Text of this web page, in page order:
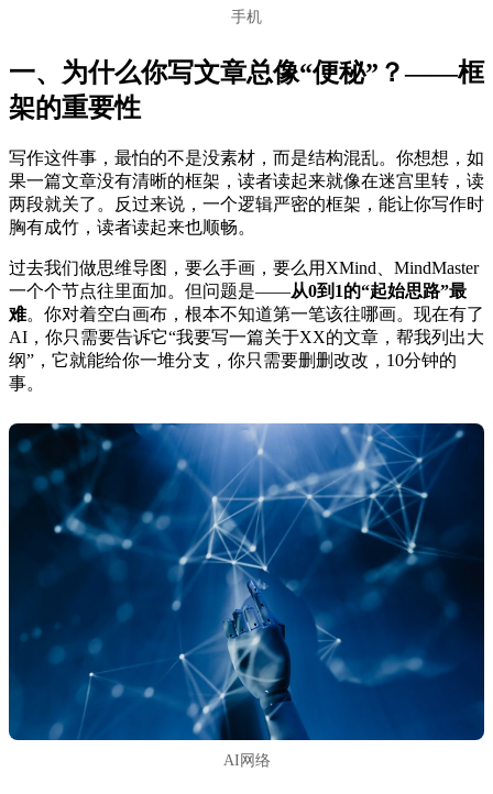
手机
一、为什么你写文章总像“便秘”？——框
架的重要性
写作这件事，最怕的不是没素材，而是结构混乱。你想想，如
果一篇文章没有清晰的框架，读者读起来就像在迷宫里转，读
两段就关了。反过来说，一个逻辑严密的框架，能让你写作时
胸有成竹，读者读起来也顺畅。
过去我们做思维导图，要么手画，要么用XMind、MindMaster
一个个节点往里面加。但问题是——从0到1的“起始思路”最
难。你对着空白画布，根本不知道第一笔该往哪画。现在有了
AI，你只需要告诉它“我要写一篇关于XX的文章，帮我列出大
纲”，它就能给你一堆分支，你只需要删删改改，10分钟的
事。
AI网络